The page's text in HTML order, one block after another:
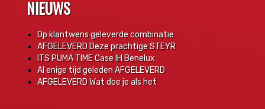
NIEUWS
Op klantwens geleverde combinatie
AFGELEVERD Deze prachtige STEYR
ITS PUMA TIME Case IH Benelux
Al enige tijd geleden AFGELEVERD
AFGELEVERD Wat doe je als het